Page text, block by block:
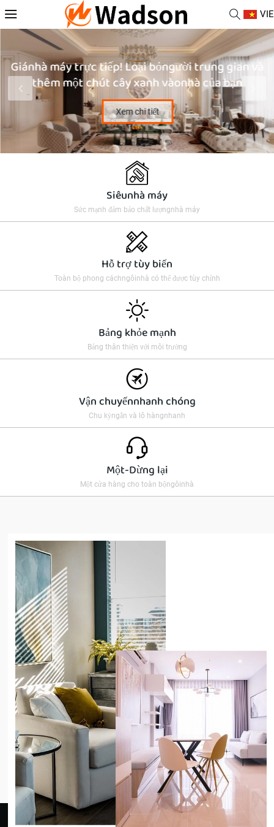
VIE
Giánhà máy trực tiếp! Loại bỏngười trung gian và
thêm một chút cây xanh vàonhà của bạn
Xem chi tiết
Siêunhà máy
Sức mạnh đảm bảo chất lượngnhà máy
Hỗ trợ tùy biến
Toàn bộ phong cáchngôinhà có thể được tùy chỉnh
Bảng khỏe mạnh
Bảng thân thiện với môi trường
Vận chuyểnnhanh chóng
Chu kỳngắn và lô hàngnhanh
Một-Dừng lại
Một cửa hàng cho toàn bộngôinhà